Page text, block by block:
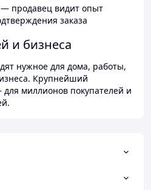
— продавец видит опыт
заказа
и бизнеса
нужное для дома, работы,
Крупнейший
миллионов покупателей и